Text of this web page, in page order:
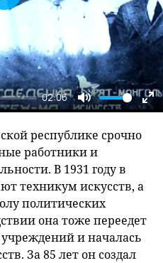
02:06
Mute
Play
республике срочно
работники и
В 1931 году в
техникум искусств, а
политических
она тоже переедет
и началась
За 85 лет он создал